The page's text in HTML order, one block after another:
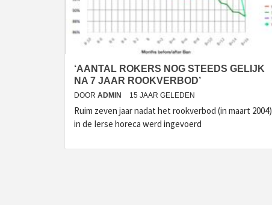
‘AANTAL ROKERS NOG STEEDS GELIJK
NA 7 JAAR ROOKVERBOD’
DOOR ADMIN 15 JAAR GELEDEN
Ruim zeven jaar nadat het rookverbod (in maart 2004)
in de Ierse horeca werd ingevoerd